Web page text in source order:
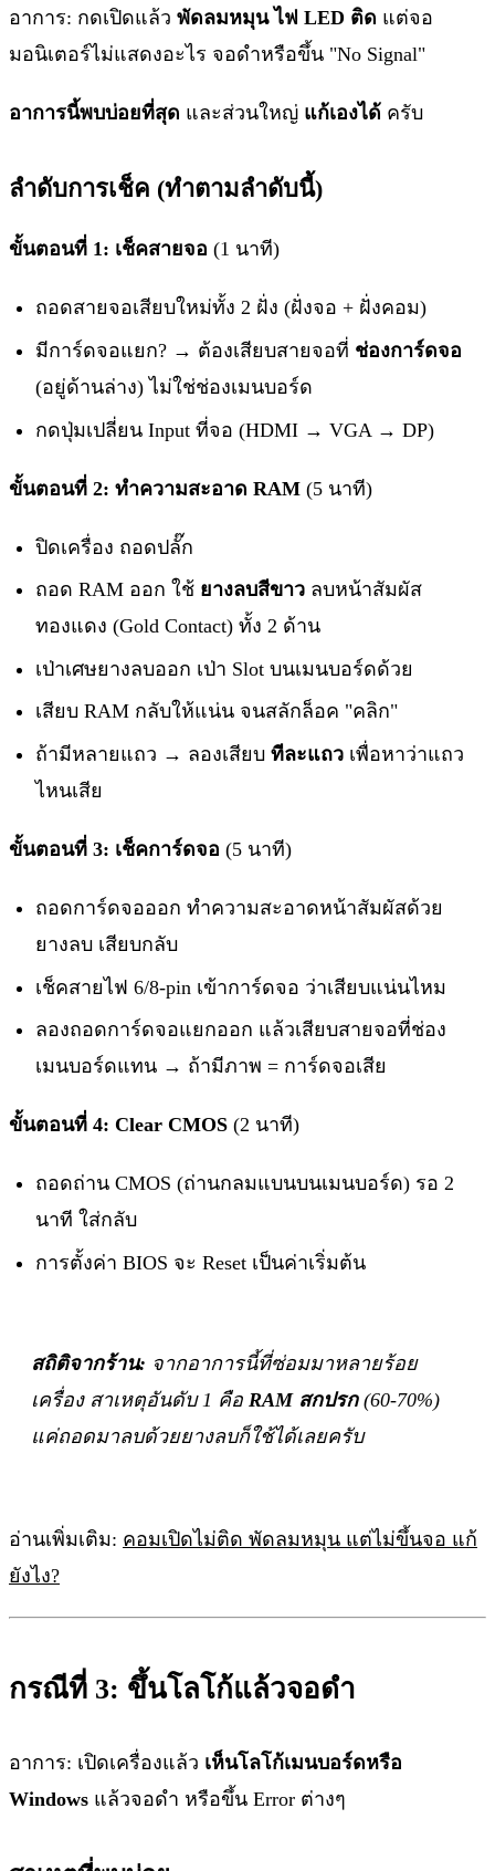
อาการ: กดเปิดแล้ว พัดลมหมุน ไฟ LED ติด แต่จอ
มอนิเตอร์ไม่แสดงอะไร จอดำหรือขึ้น "No Signal"
อาการนี้พบบ่อยที่สุด และส่วนใหญ่ แก้เองได้ ครับ
ลำดับการเช็ค (ทำตามลำดับนี้)
ขั้นตอนที่ 1: เช็คสายจอ (1 นาที)
ถอดสายจอเสียบใหม่ทั้ง 2 ฝั่ง (ฝั่งจอ + ฝั่งคอม)
มีการ์ดจอแยก? → ต้องเสียบสายจอที่ ช่องการ์ดจอ
(อยู่ด้านล่าง) ไม่ใช่ช่องเมนบอร์ด
กดปุ่มเปลี่ยน Input ที่จอ (HDMI → VGA → DP)
ขั้นตอนที่ 2: ทำความสะอาด RAM (5 นาที)
ปิดเครื่อง ถอดปลั๊ก
ถอด RAM ออก ใช้ ยางลบสีขาว ลบหน้าสัมผัส
ทองแดง (Gold Contact) ทั้ง 2 ด้าน
เป่าเศษยางลบออก เป่า Slot บนเมนบอร์ดด้วย
เสียบ RAM กลับให้แน่น จนสลักล็อค "คลิก"
ถ้ามีหลายแถว → ลองเสียบ ทีละแถว เพื่อหาว่าแถว
ไหนเสีย
ขั้นตอนที่ 3: เช็คการ์ดจอ (5 นาที)
ถอดการ์ดจอออก ทำความสะอาดหน้าสัมผัสด้วย
ยางลบ เสียบกลับ
เช็คสายไฟ 6/8-pin เข้าการ์ดจอ ว่าเสียบแน่นไหม
ลองถอดการ์ดจอแยกออก แล้วเสียบสายจอที่ช่อง
เมนบอร์ดแทน → ถ้ามีภาพ = การ์ดจอเสีย
ขั้นตอนที่ 4: Clear CMOS (2 นาที)
ถอดถ่าน CMOS (ถ่านกลมแบนบนเมนบอร์ด) รอ 2
นาที ใส่กลับ
การตั้งค่า BIOS จะ Reset เป็นค่าเริ่มต้น
สถิติจากร้าน: จากอาการนี้ที่ซ่อมมาหลายร้อย
เครื่อง สาเหตุอันดับ 1 คือ RAM สกปรก(60-70%)
แค่ถอดมาลบด้วยยางลบก็ใช้ได้เลยครับ
อ่านเพิ่มเติม: คอมเปิดไม่ติด พัดลมหมุน แต่ไม่ขึ้นจอ แก้
ยังไง?
กรณีที่ 3: ขึ้นโลโก้แล้วจอดำ
อาการ: เปิดเครื่องแล้ว เห็นโลโก้เมนบอร์ดหรือ
Windows แล้วจอดำ หรือขึ้น Error ต่างๆ